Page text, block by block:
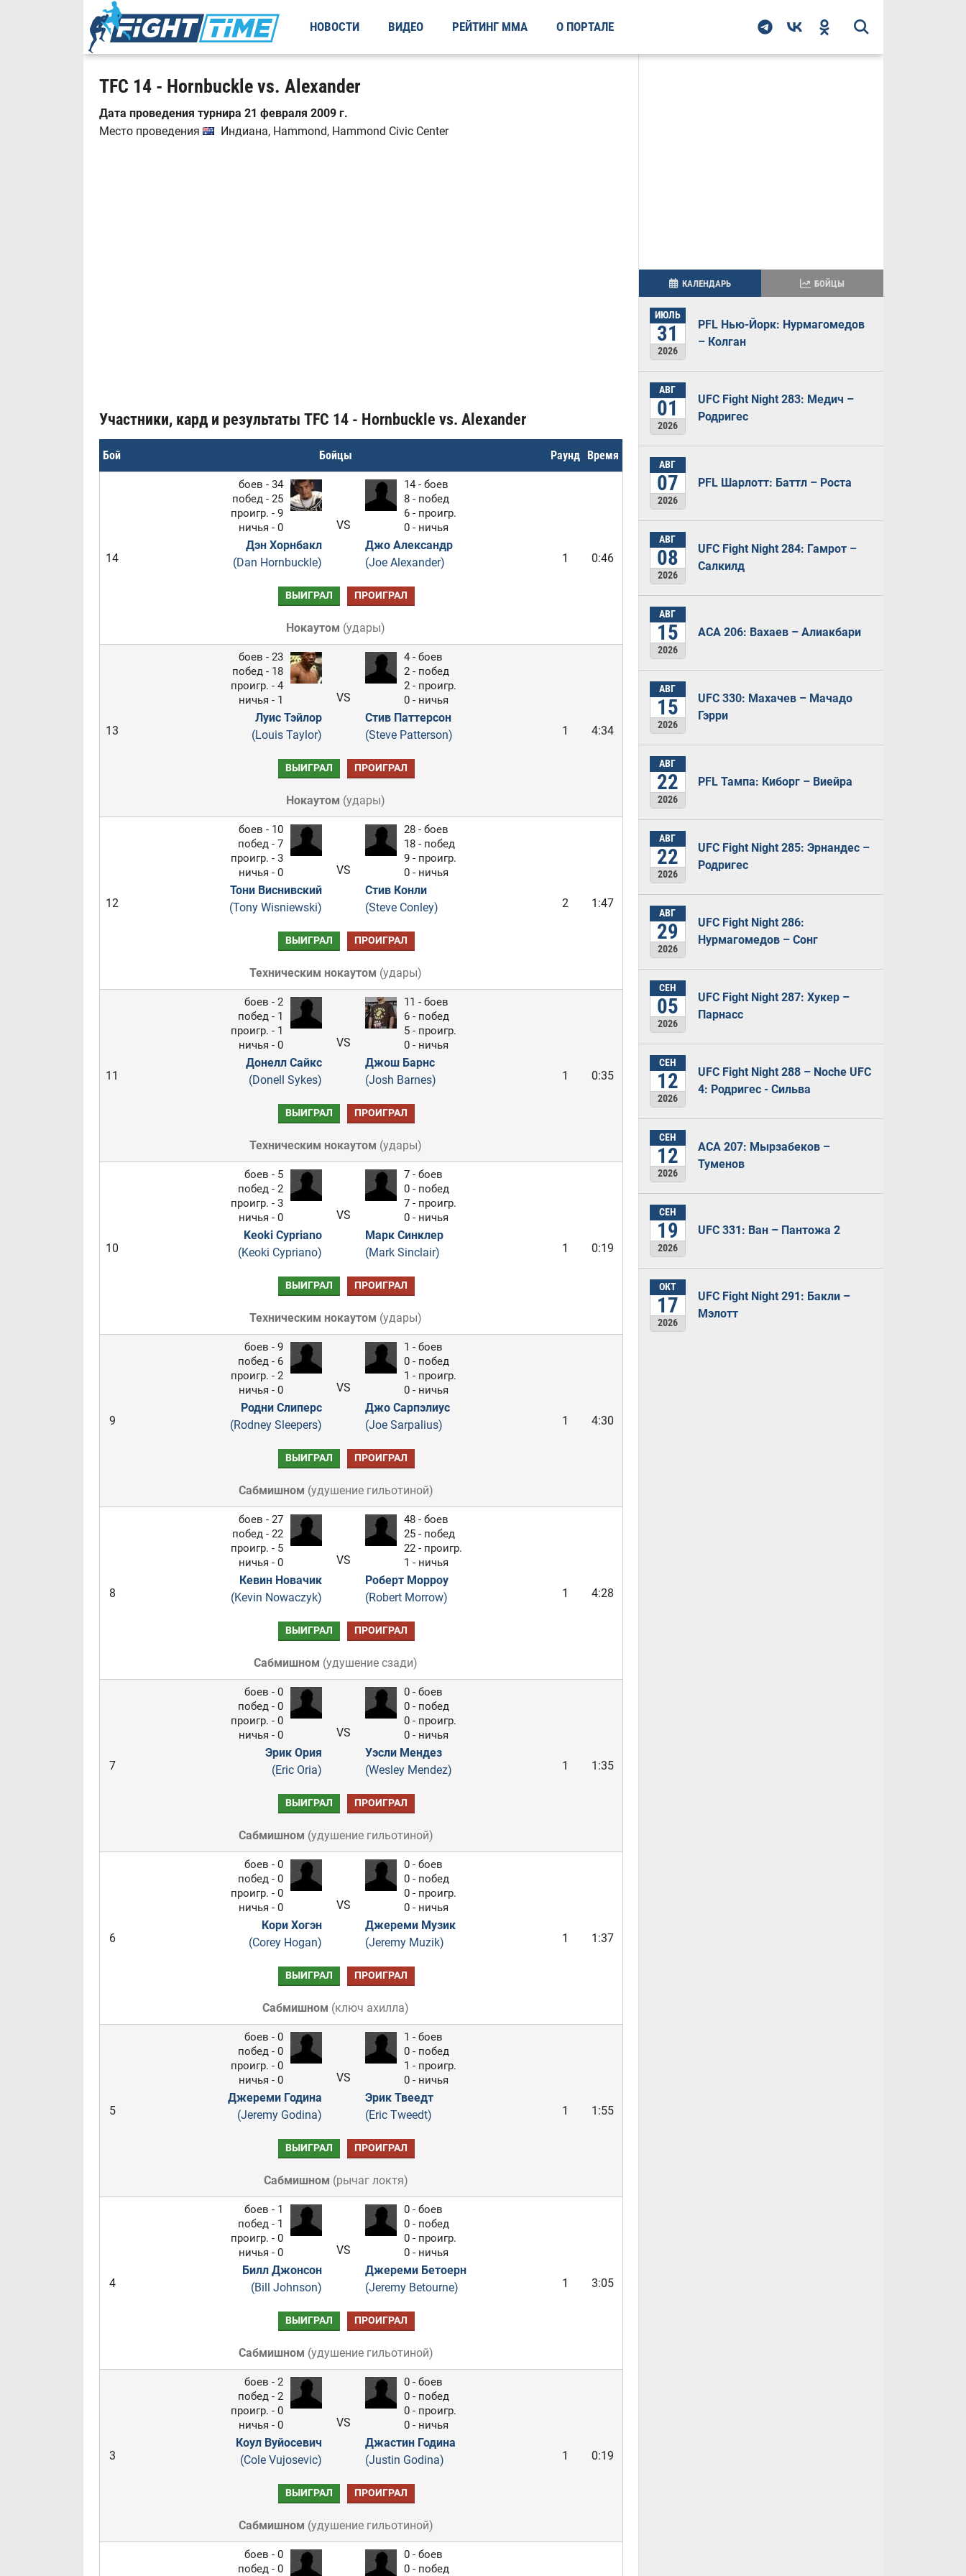
НОВОСТИ ВИДЕО РЕЙТИНГ ММА О ПОРТАЛЕ
TFC 14 - Hornbuckle vs. Alexander
Дата проведения турнира 21 февраля 2009 г.
Место проведения
Индиана, Hammond, Hammond Civic Center
Участники, кард и результаты TFC 14 - Hornbuckle vs. Alexander
Бой Бойцы Раунд Время
14
боев - 34
побед - 25
проигр. - 9
ничья - 0
Дэн Хорнбакл
(Dan Hornbuckle)
VS
14 - боев
8 - побед
6 - проигр.
0 - ничья
Джо Александр
(Joe Alexander)
1 0:46
ВЫИГРАЛ ПРОИГРАЛ
Нокаутом (удары)
13
боев - 23
побед - 18
проигр. - 4
ничья - 1
Луис Тэйлор
(Louis Taylor)
VS
4 - боев
2 - побед
2 - проигр.
0 - ничья
Стив Паттерсон
(Steve Patterson)
1 4:34
ВЫИГРАЛ ПРОИГРАЛ
Нокаутом (удары)
12
боев - 10
побед - 7
проигр. - 3
ничья - 0
Тони Виснивский
(Tony Wisniewski)
VS
28 - боев
18 - побед
9 - проигр.
0 - ничья
Стив Конли
(Steve Conley)
2 1:47
ВЫИГРАЛ ПРОИГРАЛ
Техническим нокаутом (удары)
11
боев - 2
побед - 1
проигр. - 1
ничья - 0
Донелл Сайкс
(Donell Sykes)
VS
11 - боев
6 - побед
5 - проигр.
0 - ничья
Джош Барнс
(Josh Barnes)
1 0:35
ВЫИГРАЛ ПРОИГРАЛ
Техническим нокаутом (удары)
10
боев - 5
побед - 2
проигр. - 3
ничья - 0
Keoki Cypriano
(Keoki Cypriano)
VS
7 - боев
0 - побед
7 - проигр.
0 - ничья
Марк Синклер
(Mark Sinclair)
1 0:19
ВЫИГРАЛ ПРОИГРАЛ
Техническим нокаутом (удары)
9
боев - 9
побед - 6
проигр. - 2
ничья - 0
Родни Слиперс
(Rodney Sleepers)
VS
1 - боев
0 - побед
1 - проигр.
0 - ничья
Джо Сарпэлиус
(Joe Sarpalius)
1 4:30
ВЫИГРАЛ ПРОИГРАЛ
Сабмишном (удушение гильотиной)
8
боев - 27
побед - 22
проигр. - 5
ничья - 0
Кевин Новачик
(Kevin Nowaczyk)
VS
48 - боев
25 - побед
22 - проигр.
1 - ничья
Роберт Морроу
(Robert Morrow)
1 4:28
ВЫИГРАЛ ПРОИГРАЛ
Сабмишном (удушение сзади)
7
боев - 0
побед - 0
проигр. - 0
ничья - 0
Эрик Ория
(Eric Oria)
VS
0 - боев
0 - побед
0 - проигр.
0 - ничья
Уэсли Мендез
(Wesley Mendez)
1 1:35
ВЫИГРАЛ ПРОИГРАЛ
Сабмишном (удушение гильотиной)
6
боев - 0
побед - 0
проигр. - 0
ничья - 0
Кори Хогэн
(Corey Hogan)
VS
0 - боев
0 - побед
0 - проигр.
0 - ничья
Джереми Музик
(Jeremy Muzik)
1 1:37
ВЫИГРАЛ ПРОИГРАЛ
Сабмишном (ключ ахилла)
5
боев - 0
побед - 0
проигр. - 0
ничья - 0
Джереми Година
(Jeremy Godina)
VS
1 - боев
0 - побед
1 - проигр.
0 - ничья
Эрик Твеедт
(Eric Tweedt)
1 1:55
ВЫИГРАЛ ПРОИГРАЛ
Сабмишном (рычаг локтя)
4
боев - 1
побед - 1
проигр. - 0
ничья - 0
Билл Джонсон
(Bill Johnson)
VS
0 - боев
0 - побед
0 - проигр.
0 - ничья
Джереми Бетоерн
(Jeremy Betourne)
1 3:05
ВЫИГРАЛ ПРОИГРАЛ
Сабмишном (удушение гильотиной)
3
боев - 2
побед - 2
проигр. - 0
ничья - 0
Коул Вуйосевич
(Cole Vujosevic)
VS
0 - боев
0 - побед
0 - проигр.
0 - ничья
Джастин Година
(Justin Godina)
1 0:19
ВЫИГРАЛ ПРОИГРАЛ
Сабмишном (удушение гильотиной)
боев - 0
побед - 0
0 - боев
0 - побед
КАЛЕНДАРЬ БОЙЦЫ
ИЮЛЬ
31
2026
PFL Нью-Йорк: Нурмагомедов
– Колган
АВГ
01
2026
UFC Fight Night 283: Медич –
Родригес
АВГ
07
2026
PFL Шарлотт: Баттл – Роста
АВГ
08
2026
UFC Fight Night 284: Гамрот –
Салкилд
АВГ
15
2026
ACA 206: Вахаев – Алиакбари
АВГ
15
2026
UFC 330: Махачев – Мачадо
Гэрри
АВГ
22
2026
PFL Тампа: Киборг – Виейра
АВГ
22
2026
UFC Fight Night 285: Эрнандес –
Родригес
АВГ
29
2026
UFC Fight Night 286:
Нурмагомедов – Сонг
СЕН
05
2026
UFC Fight Night 287: Хукер –
Парнасс
СЕН
12
2026
UFC Fight Night 288 – Noche UFC
4: Родригес - Сильва
СЕН
12
2026
ACA 207: Мырзабеков –
Туменов
СЕН
19
2026
UFC 331: Ван – Пантожа 2
ОКТ
17
2026
UFC Fight Night 291: Бакли –
Мэлотт